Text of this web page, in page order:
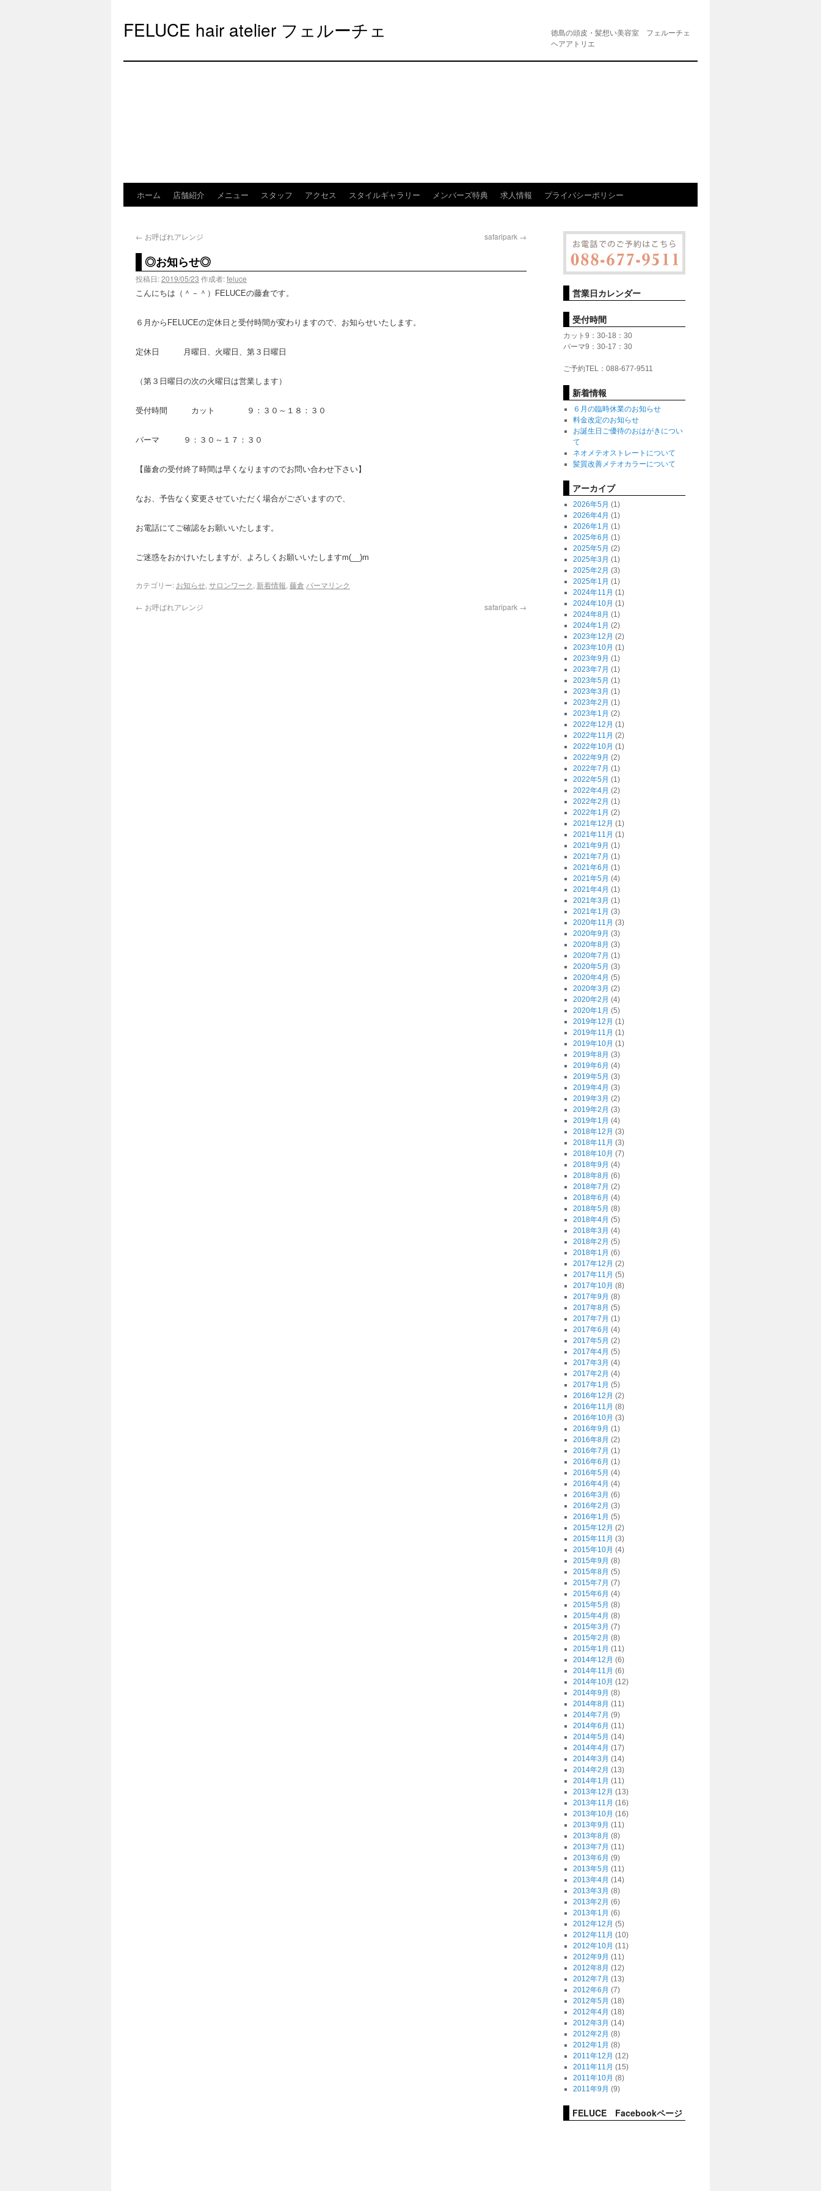
FELUCE hair atelier フェルーチェ
徳島の頭皮・髪想い美容室 フェルーチェ
ヘアアトリエ
ホーム 店舗紹介 メニュー スタッフ アクセス スタイルギャラリー メンバーズ特典 求人情報 プライバシーポリシー
← お呼ばれアレンジ safaripark →
◎お知らせ◎
投稿日:2019/05/23 作成者:feluce
こんにちは（＾－＾）FELUCEの藤倉です。
６月からFELUCEの定休日と受付時間が変わりますので、お知らせいたします。
定休日 月曜日、火曜日、第３日曜日
（第３日曜日の次の火曜日は営業します）
受付時間 カット ９：３０～１８：３０
パーマ ９：３０～１７：３０
【藤倉の受付終了時間は早くなりますのでお問い合わせ下さい】
なお、予告なく変更させていただく場合がございますので、
お電話にてご確認をお願いいたします。
ご迷惑をおかけいたしますが、よろしくお願いいたしますm(__)m
カテゴリー: お知らせ, サロンワーク, 新着情報, 藤倉 パーマリンク
← お呼ばれアレンジ safaripark →
営業日カレンダー
受付時間
カット9：30-18：30
パーマ9：30-17：30
ご予約TEL：088-677-9511
新着情報
６月の臨時休業のお知らせ
料金改定のお知らせ
お誕生日ご優待のおはがきについ
て
ネオメテオストレートについて
髪質改善メテオカラーについて
アーカイブ
2026年5月 (1)
2026年4月 (1)
2026年1月 (1)
2025年6月 (1)
2025年5月 (2)
2025年3月 (1)
2025年2月 (3)
2025年1月 (1)
2024年11月 (1)
2024年10月 (1)
2024年8月 (1)
2024年1月 (2)
2023年12月 (2)
2023年10月 (1)
2023年9月 (1)
2023年7月 (1)
2023年5月 (1)
2023年3月 (1)
2023年2月 (1)
2023年1月 (2)
2022年12月 (1)
2022年11月 (2)
2022年10月 (1)
2022年9月 (2)
2022年7月 (1)
2022年5月 (1)
2022年4月 (2)
2022年2月 (1)
2022年1月 (2)
2021年12月 (1)
2021年11月 (1)
2021年9月 (1)
2021年7月 (1)
2021年6月 (1)
2021年5月 (4)
2021年4月 (1)
2021年3月 (1)
2021年1月 (3)
2020年11月 (3)
2020年9月 (3)
2020年8月 (3)
2020年7月 (1)
2020年5月 (3)
2020年4月 (5)
2020年3月 (2)
2020年2月 (4)
2020年1月 (5)
2019年12月 (1)
2019年11月 (1)
2019年10月 (1)
2019年8月 (3)
2019年6月 (4)
2019年5月 (3)
2019年4月 (3)
2019年3月 (2)
2019年2月 (3)
2019年1月 (4)
2018年12月 (3)
2018年11月 (3)
2018年10月 (7)
2018年9月 (4)
2018年8月 (6)
2018年7月 (2)
2018年6月 (4)
2018年5月 (8)
2018年4月 (5)
2018年3月 (4)
2018年2月 (5)
2018年1月 (6)
2017年12月 (2)
2017年11月 (5)
2017年10月 (8)
2017年9月 (8)
2017年8月 (5)
2017年7月 (1)
2017年6月 (4)
2017年5月 (2)
2017年4月 (5)
2017年3月 (4)
2017年2月 (4)
2017年1月 (5)
2016年12月 (2)
2016年11月 (8)
2016年10月 (3)
2016年9月 (1)
2016年8月 (2)
2016年7月 (1)
2016年6月 (1)
2016年5月 (4)
2016年4月 (4)
2016年3月 (6)
2016年2月 (3)
2016年1月 (5)
2015年12月 (2)
2015年11月 (3)
2015年10月 (4)
2015年9月 (8)
2015年8月 (5)
2015年7月 (7)
2015年6月 (4)
2015年5月 (8)
2015年4月 (8)
2015年3月 (7)
2015年2月 (8)
2015年1月 (11)
2014年12月 (6)
2014年11月 (6)
2014年10月 (12)
2014年9月 (8)
2014年8月 (11)
2014年7月 (9)
2014年6月 (11)
2014年5月 (14)
2014年4月 (17)
2014年3月 (14)
2014年2月 (13)
2014年1月 (11)
2013年12月 (13)
2013年11月 (16)
2013年10月 (16)
2013年9月 (11)
2013年8月 (8)
2013年7月 (11)
2013年6月 (9)
2013年5月 (11)
2013年4月 (14)
2013年3月 (8)
2013年2月 (6)
2013年1月 (6)
2012年12月 (5)
2012年11月 (10)
2012年10月 (11)
2012年9月 (11)
2012年8月 (12)
2012年7月 (13)
2012年6月 (7)
2012年5月 (18)
2012年4月 (18)
2012年3月 (14)
2012年2月 (8)
2012年1月 (8)
2011年12月 (12)
2011年11月 (15)
2011年10月 (8)
2011年9月 (9)
FELUCE Facebookページ